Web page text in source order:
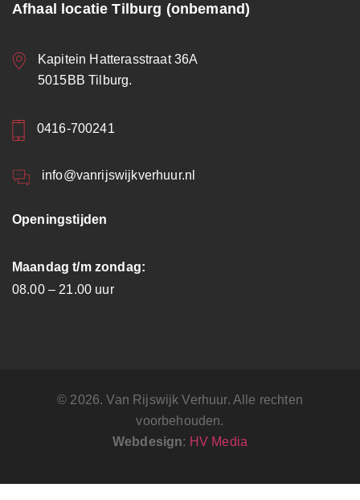
Afhaal locatie Tilburg (onbemand)
Kapitein Hatterasstraat 36A
5015BB Tilburg.
0416-700241
info@vanrijswijkverhuur.nl
Openingstijden
Maandag t/m zondag:
08.00 – 21.00 uur
© 2026. Van Rijswijk Verhuur. Alle rechten
voorbehouden.
Webdesign: HV Media